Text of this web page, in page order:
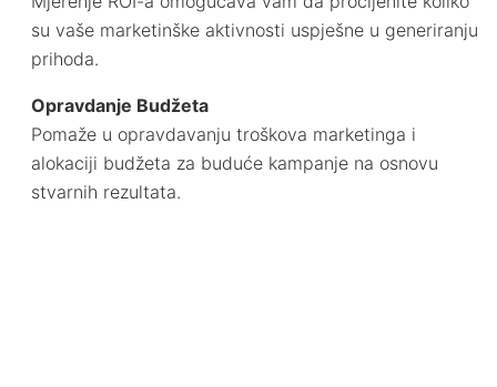
su vaše marketinške aktivnosti uspješne u generiranju
prihoda.
Opravdanje Budžeta
Pomaže u opravdavanju troškova marketinga i
alokaciji budžeta za buduće kampanje na osnovu
stvarnih rezultata.